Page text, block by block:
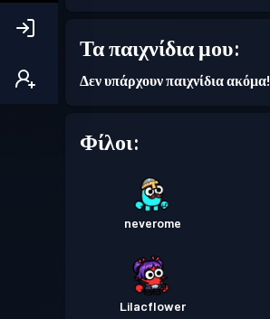
Τα παιχνίδια μου:
Δεν υπάρχουν παιχνίδια ακόμα!
Φίλοι:
neverome
Lilacflower